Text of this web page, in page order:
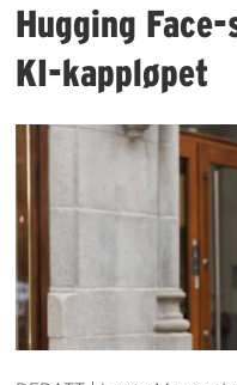
Hugging
KI-kappløpet